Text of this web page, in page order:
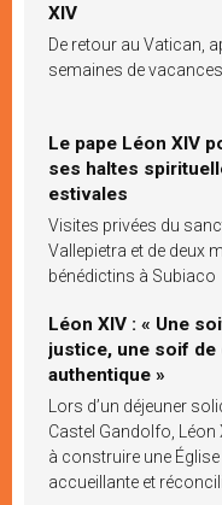
XIV
De retour au Vatican,
semaines de vacances
Le pape Léon XIV
ses haltes
estivales
Visites privées du
Vallepietra et de deux
bénédictins à Subiaco
Léon XIV : « Une
justice, une soif de
authentique »
Lors d’un déjeuner
Castel Gandolfo, Léon
à construire une Église
accueillante et